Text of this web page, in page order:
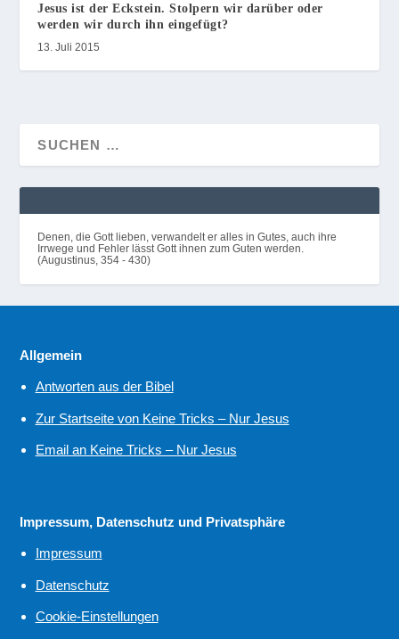
Jesus ist der Eckstein. Stolpern wir darüber oder
werden wir durch ihn eingefügt?
13. Juli 2015
Denen, die Gott lieben, verwandelt er alles in Gutes, auch ihre
Irrwege und Fehler lässt Gott ihnen zum Guten werden.
(Augustinus, 354 - 430)
Allgemein
Antworten aus der Bibel
Zur Startseite von Keine Tricks – Nur Jesus
Email an Keine Tricks – Nur Jesus
Impressum, Datenschutz und Privatsphäre
Impressum
Datenschutz
Cookie-Einstellungen